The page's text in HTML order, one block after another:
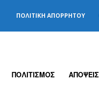
ΠΟΛΙΤΙΚΉ ΑΠΟΡΡΉΤΟΥ
ΠΟΛΙΤΙΣΜΟΣ ΑΠΟΨΕΙΣ